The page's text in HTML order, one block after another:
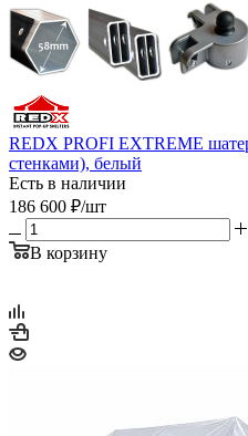
REDX PROFI EXTREME
стенками), белый
Есть в наличии
186 600 ₽/шт
В корзину